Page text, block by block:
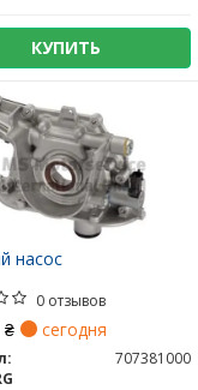
КУПИТЬ
насос
0 отзывов
₴ сегодня
707381000